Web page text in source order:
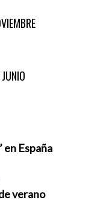
en España
verano